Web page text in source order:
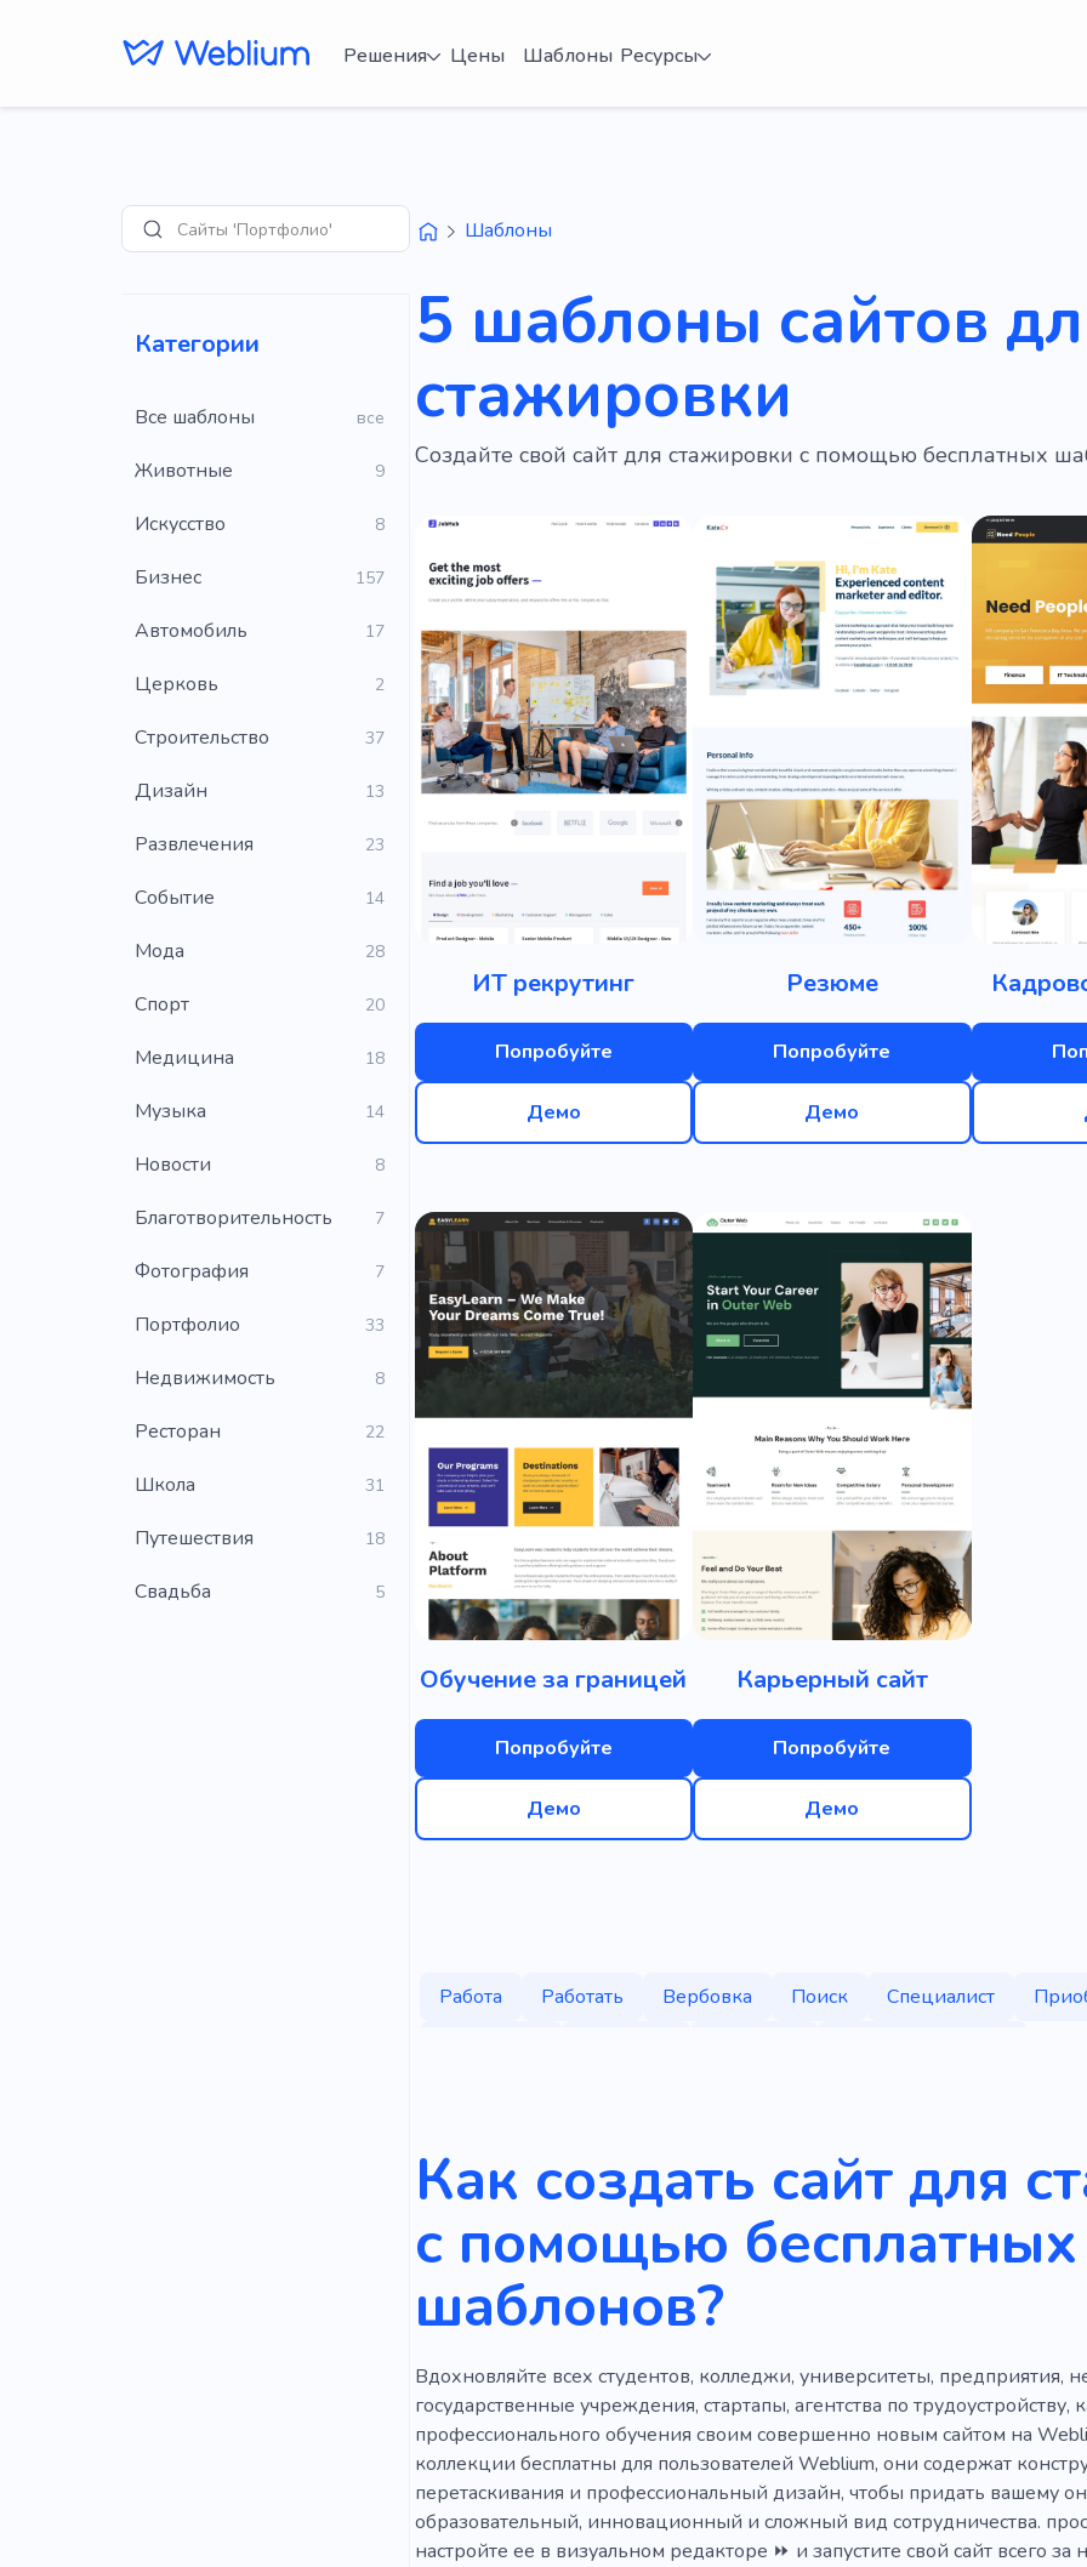
Решения Цены Шаблоны Ресурсы
ПоискСайты 'Портфолио'
Категории
Все шаблоны все
Животные 9
Искусство 8
Бизнес 157
Автомобиль 17
Церковь 2
Строительство 37
Дизайн 13
Развлечения 23
Событие 14
Мода 28
Cпорт 20
Медицина 18
Музыка 14
Новости 8
Благотворительность 7
Фотография 7
Портфолио 33
Недвижимость 8
Ресторан 22
Школа 31
Путешествия 18
Свадьба 5
Шаблоны
5 шаблоны сайтов
стажировки
Создайте свой сайт для стажировки с помощью бесплатных
ИТ рекрутинг
Попробуйте
Демо
Резюме
Попробуйте
Демо
Обучение за границей
Попробуйте
Демо
Карьерный сайт
Попробуйте
Демо
Работа Работать Вербовка Поиск Специалист
Диплом
Стипендия Опыт работы
Предложения на работу
Обучение
Прием
Как создать сайт для
с помощью бесплатных
шаблонов?
Вдохновляйте всех студентов, колледжи, университеты, предприятия,
государственные учреждения, стартапы, агентства по
профессионального обучения своим совершенно новым сайтом на
коллекции бесплатны для пользователей Weblium, они содержат
перетаскивания и профессиональный дизайн, чтобы придать вашему
образовательный, инновационный и сложный вид сотрудничества.
настройте ее в визуальном редакторе ⏩ и запустите свой сайт всего за